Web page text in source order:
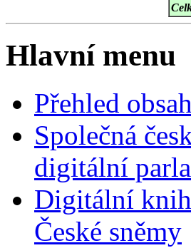
Hlavní menu
Přehled
Společná
digitální
Digitální
České sněmy